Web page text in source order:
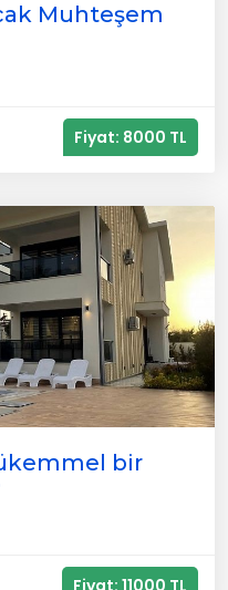
Muhteşem
Fiyat: 8000 TL
bir
Fiyat: 11000 TL